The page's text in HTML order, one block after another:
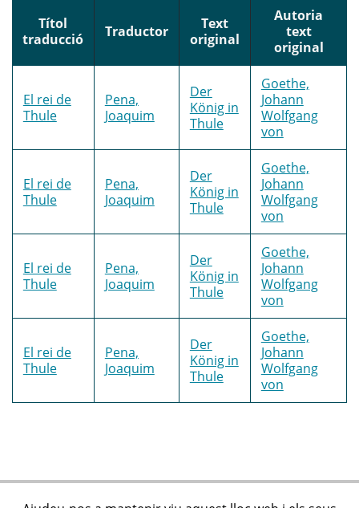
Títol
traducció
Traductor
Text
original
Autoria
text
original
El rei de
Thule
Pena,
Joaquim
Der
König in
Thule
Goethe,
Johann
Wolfgang
von
El rei de
Thule
Pena,
Joaquim
Der
König in
Thule
Goethe,
Johann
Wolfgang
von
El rei de
Thule
Pena,
Joaquim
Der
König in
Thule
Goethe,
Johann
Wolfgang
von
El rei de
Thule
Pena,
Joaquim
Der
König in
Thule
Goethe,
Johann
Wolfgang
von